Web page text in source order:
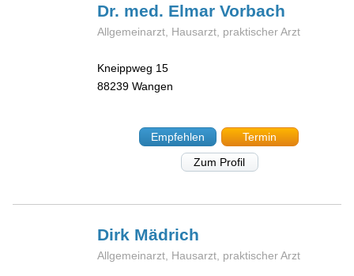
Dr. med. ElmarVorbach
Allgemeinarzt, Hausarzt, praktischer Arzt
Kneippweg 15
88239 Wangen
Empfehlen
Termin
Zum Profil
Dirk Mädrich
Allgemeinarzt, Hausarzt, praktischer Arzt